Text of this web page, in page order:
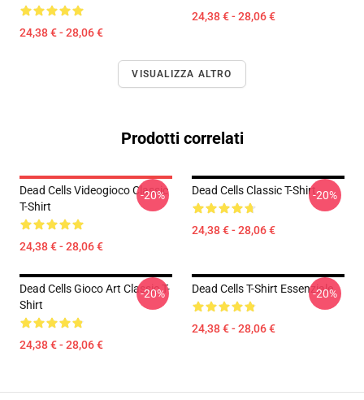
24,38 € - 28,06 €
24,38 € - 28,06 €
VISUALIZZA ALTRO
Prodotti correlati
Dead Cells Videogioco Classic
T-Shirt
24,38 € - 28,06 €
-20% Dead Cells Classic T-Shirt
24,38 € - 28,06 €
-20%
Dead Cells Gioco Art Classic T-
Shirt
24,38 € - 28,06 €
-20% Dead Cells T-Shirt Essenziale
24,38 € - 28,06 €
-20%